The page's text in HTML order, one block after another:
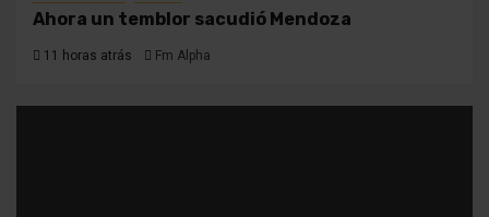
Ahora un temblor sacudió Mendoza
11 horas atrás Fm Alpha